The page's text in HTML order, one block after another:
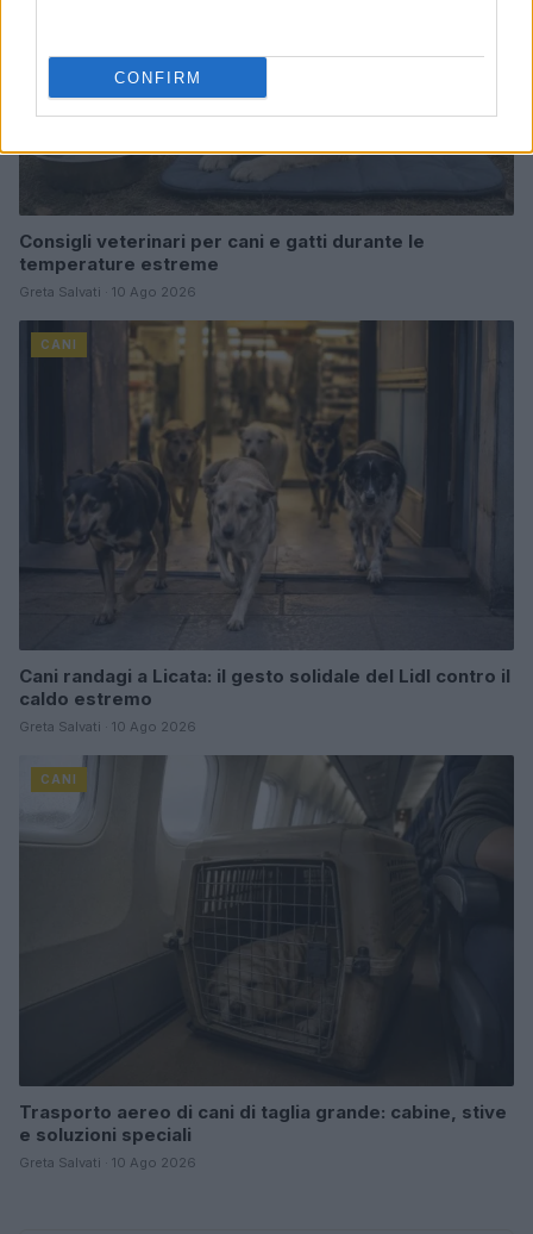
CONFIRM
Consigli veterinari per cani e gatti durante le
temperature estreme
Greta Salvati · 10 Ago 2026
CANI
Cani randagi a Licata: il gesto solidale del Lidl contro il
caldo estremo
Greta Salvati · 10 Ago 2026
CANI
Trasporto aereo di cani di taglia grande: cabine, stive
e soluzioni speciali
Greta Salvati · 10 Ago 2026